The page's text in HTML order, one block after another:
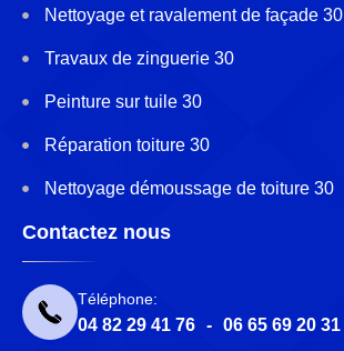
Nettoyage et ravalement de façade 30
Travaux de zinguerie 30
Peinture sur tuile 30
Réparation toiture 30
Nettoyage démoussage de toiture 30
Contactez nous
Téléphone:
04 82 29 41 76 - 06 65 69 20 31